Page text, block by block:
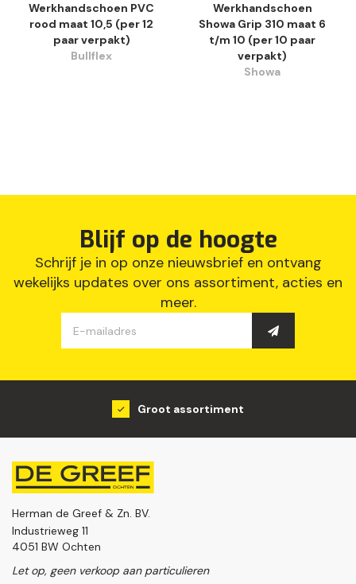
Werkhandschoen PVC
rood maat 10,5 (per 12
paar verpakt)
Bullflex
Werkhandschoen
Showa Grip 310 maat 6
t/m 10 (per 10 paar
verpakt)
Showa
Blijf op de hoogte
Schrijf je in op onze nieuwsbrief en ontvang
wekelijks updates over ons assortiment, acties en
meer.
Groot assortiment
Herman de Greef & Zn. BV.
Industrieweg 11
4051 BW Ochten
Let op, geen verkoop aan particulieren